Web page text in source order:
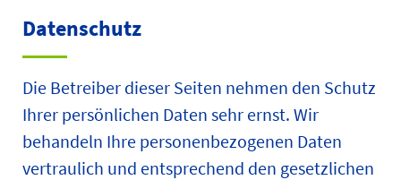
Datenschutz
Die Betreiber dieser Seiten nehmen den Schutz
Ihrer persönlichen Daten sehr ernst. Wir
behandeln Ihre personenbezogenen Daten
vertraulich und entsprechend den gesetzlichen